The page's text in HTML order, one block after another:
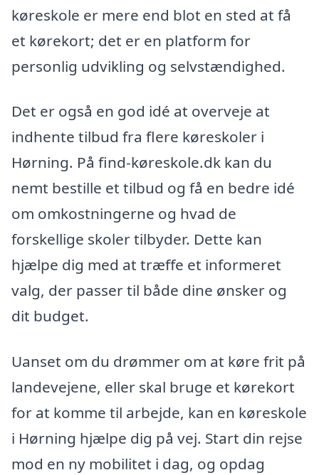
køreskole er mere end blot en sted at få
et kørekort; det er en platform for
personlig udvikling og selvstændighed.
Det er også en god idé at overveje at
indhente tilbud fra flere køreskoler i
Hørning. På find-køreskole.dk kan du
nemt bestille et tilbud og få en bedre idé
om omkostningerne og hvad de
forskellige skoler tilbyder. Dette kan
hjælpe dig med at træffe et informeret
valg, der passer til både dine ønsker og
dit budget.
Uanset om du drømmer om at køre frit på
landevejene, eller skal bruge et kørekort
for at komme til arbejde, kan en køreskole
i Hørning hjælpe dig på vej. Start din rejse
mod en ny mobilitet i dag, og opdag